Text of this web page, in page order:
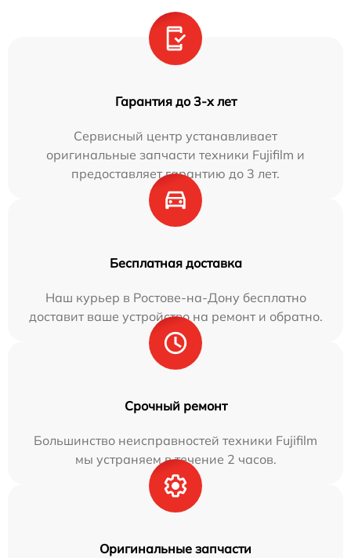
Гарантия до 3-х лет
Сервисный центр устанавливает
оригинальные запчасти техники Fujifilm и
предоставляет гарантию до 3 лет.
Бесплатная доставка
Наш курьер в Ростове-на-Дону бесплатно
доставит ваше устройство на ремонт и обратно.
Срочный ремонт
Большинство неисправностей техники Fujifilm
мы устраняем в течение 2 часов.
Оригинальные запчасти